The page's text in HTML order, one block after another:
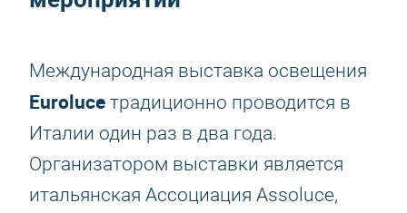
Международная выставка освещения
Euroluce традиционно проводится в
Италии один раз в два года.
Организатором выставки является
итальянская Ассоциация Assoluce,